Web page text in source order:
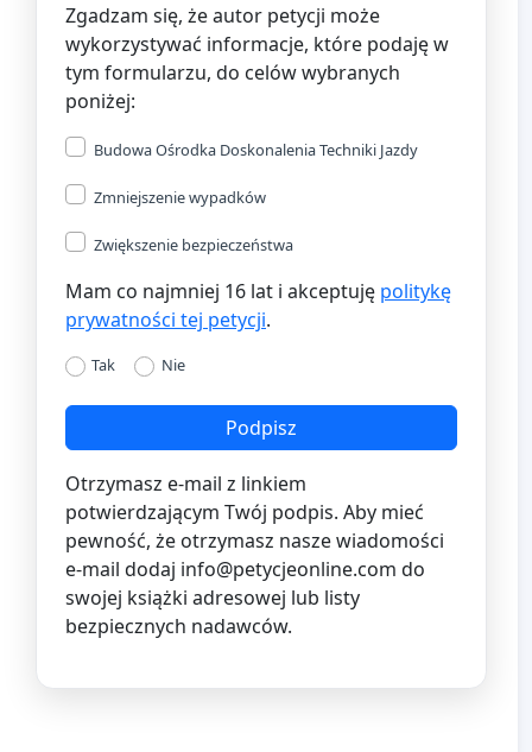
Zgadzam się, że autor petycji może
wykorzystywać informacje, które podaję w
tym formularzu, do celów wybranych
poniżej:
Budowa Ośrodka Doskonalenia Techniki Jazdy
Zmniejszenie wypadków
Zwiększenie bezpieczeństwa
Mam co najmniej 16 lat i akceptuję politykę
prywatności tej petycji.
Tak Nie
Podpisz
Otrzymasz e-mail z linkiem
potwierdzającym Twój podpis. Aby mieć
pewność, że otrzymasz nasze wiadomości
e-mail dodaj info@petycjeonline.com do
swojej książki adresowej lub listy
bezpiecznych nadawców.